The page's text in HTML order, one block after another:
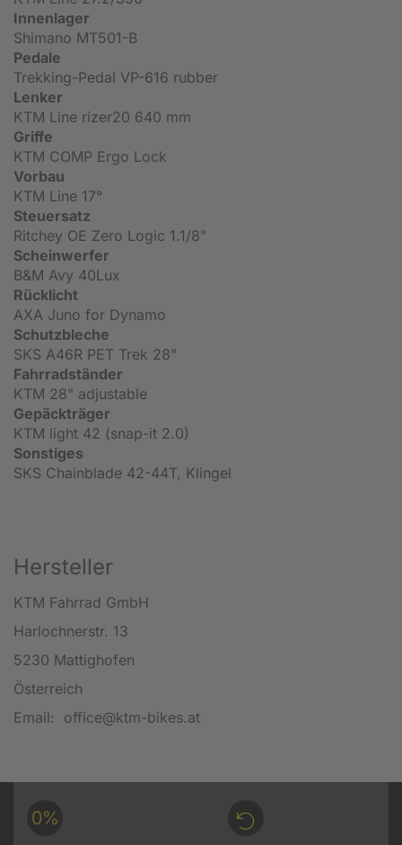
Innenlager
Shimano MT501-B
Pedale
Trekking-Pedal VP-616 rubber
Lenker
KTM Line rizer20 640 mm
Griffe
KTM COMP Ergo Lock
Vorbau
KTM Line 17°
Steuersatz
Ritchey OE Zero Logic 1.1/8"
Scheinwerfer
B&M Avy 40Lux
Rücklicht
AXA Juno for Dynamo
Schutzbleche
SKS A46R PET Trek 28"
Fahrradständer
KTM 28" adjustable
Gepäckträger
KTM light 42 (snap-it 2.0)
Sonstiges
SKS Chainblade 42-44T, Klingel
Hersteller
KTM Fahrrad GmbH
Harlochnerstr. 13
5230 Mattighofen
Österreich
Email: office@ktm-bikes.at
0%